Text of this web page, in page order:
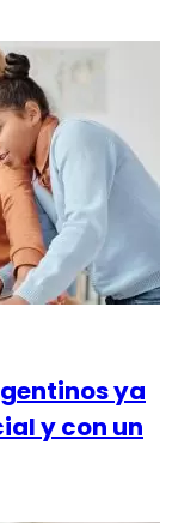
ya
y con un